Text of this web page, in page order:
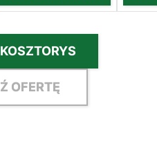
OFERTĘ